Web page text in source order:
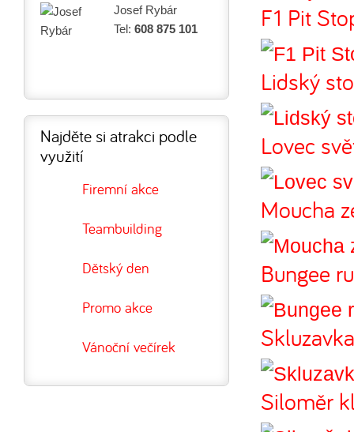
F1 Pit
Lidský
Lovec
Moucha
Bungee
Siloměr
Josef Rybár
Tel: 608 875 101
Najděte si atrakci podle
využití
Firemní akce
Teambuilding
Dětský den
Promo akce
Vánoční večírek